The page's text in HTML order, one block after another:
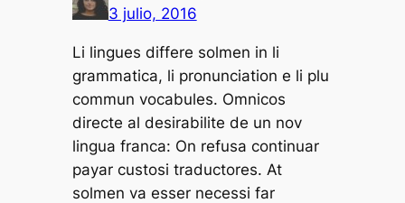
3 julio, 2016
Li lingues differe solmen in li
grammatica, li pronunciation e li plu
commun vocabules. Omnicos
directe al desirabilite de un nov
lingua franca: On refusa continuar
payar custosi traductores. At
solmen va esser necessi far